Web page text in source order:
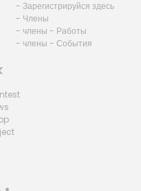
- Зарегистрируйся здесь
- Члены
- члены - Работы
- члены - События